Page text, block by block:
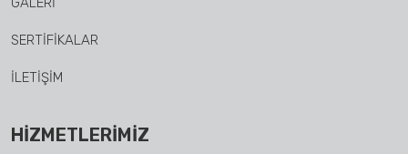
SERTIFIKALAR
İLETIŞIM
HIZMETLERIMIZ